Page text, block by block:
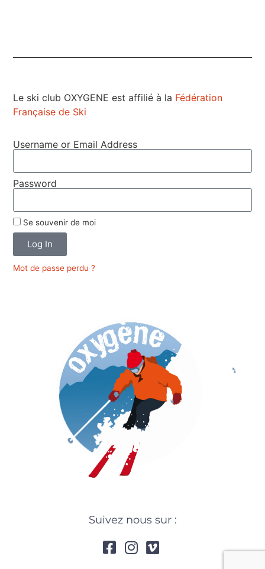
Le ski club OXYGENE est affilié à la Fédération
Française de Ski
Username or Email Address
Password
Se souvenir de moi
Log In
Mot de passe perdu ?
Suivez nous sur :